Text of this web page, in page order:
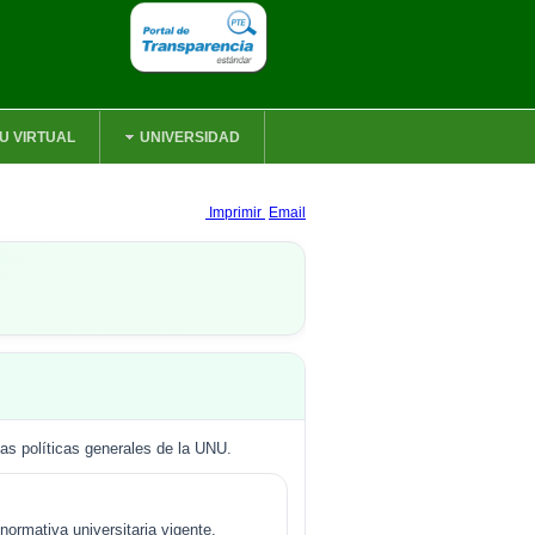
VIRTUAL UNIVERSIDAD
Imprimir Email
políticas generales de la UNU.
universitaria vigente.